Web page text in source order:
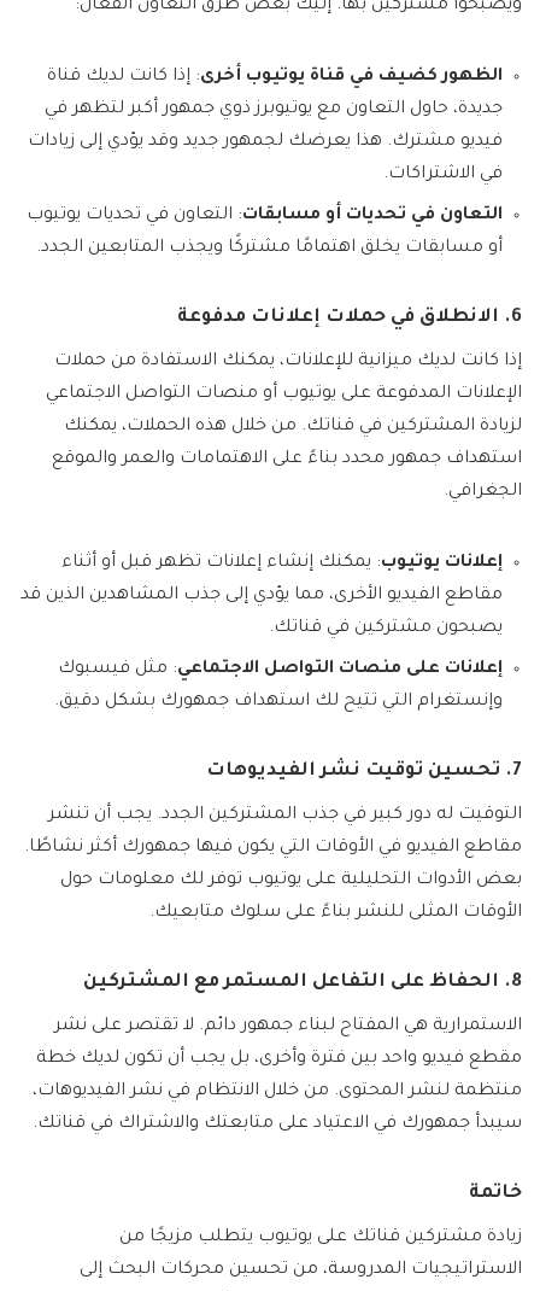
ويصبحوا مشتركين بها. إليك بعض طرق التعاون الفعّال:
الظهور كضيف في قناة يوتيوب أخرى: إذا كانت لديك قناة
جديدة، حاول التعاون مع يوتيوبرز ذوي جمهور أكبر لتظهر في
فيديو مشترك. هذا يعرضك لجمهور جديد وقد يؤدي إلى زيادات
في الاشتراكات.
التعاون في تحديات أو مسابقات: التعاون في تحديات يوتيوب
أو مسابقات يخلق اهتمامًا مشتركًا ويجذب المتابعين الجدد.
6. الانطلاق في حملات إعلانات مدفوعة
إذا كانت لديك ميزانية للإعلانات، يمكنك الاستفادة من حملات
الإعلانات المدفوعة على يوتيوب أو منصات التواصل الاجتماعي
لزيادة المشتركين في قناتك. من خلال هذه الحملات، يمكنك
استهداف جمهور محدد بناءً على الاهتمامات والعمر والموقع
الجغرافي.
إعلانات يوتيوب: يمكنك إنشاء إعلانات تظهر قبل أو أثناء
مقاطع الفيديو الأخرى، مما يؤدي إلى جذب المشاهدين الذين قد
يصبحون مشتركين في قناتك.
إعلانات على منصات التواصل الاجتماعي: مثل فيسبوك
وإنستغرام التي تتيح لك استهداف جمهورك بشكل دقيق.
7. تحسين توقيت نشر الفيديوهات
التوقيت له دور كبير في جذب المشتركين الجدد. يجب أن تنشر
مقاطع الفيديو في الأوقات التي يكون فيها جمهورك أكثر نشاطًا.
بعض الأدوات التحليلية على يوتيوب توفر لك معلومات حول
الأوقات المثلى للنشر بناءً على سلوك متابعيك.
8. الحفاظ على التفاعل المستمر مع المشتركين
الاستمرارية هي المفتاح لبناء جمهور دائم. لا تقتصر على نشر
مقطع فيديو واحد بين فترة وأخرى، بل يجب أن تكون لديك خطة
منتظمة لنشر المحتوى. من خلال الانتظام في نشر الفيديوهات،
سيبدأ جمهورك في الاعتياد على متابعتك والاشتراك في قناتك.
خاتمة
زيادة مشتركين قناتك على يوتيوب يتطلب مزيجًا من
الاستراتيجيات المدروسة، من تحسين محركات البحث إلى